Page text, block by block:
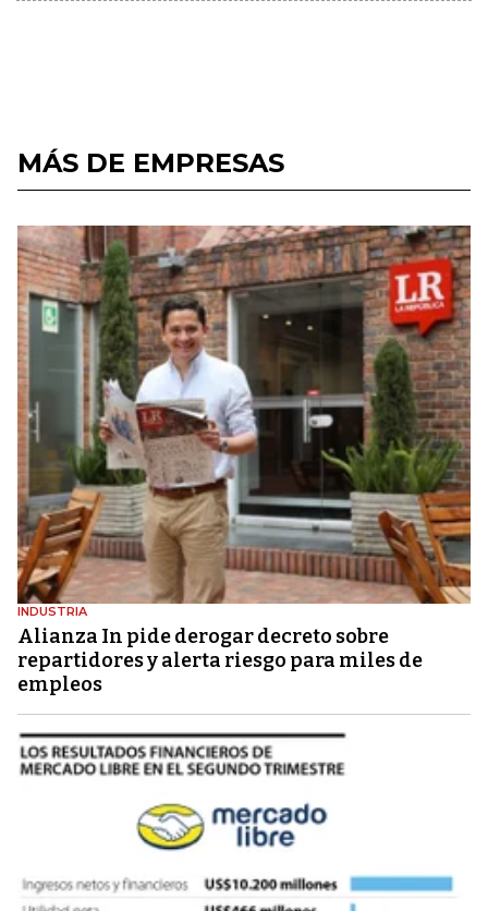
MÁS DE EMPRESAS
INDUSTRIA
Alianza In pide derogar decreto sobre
repartidores y alerta riesgo para miles de
empleos